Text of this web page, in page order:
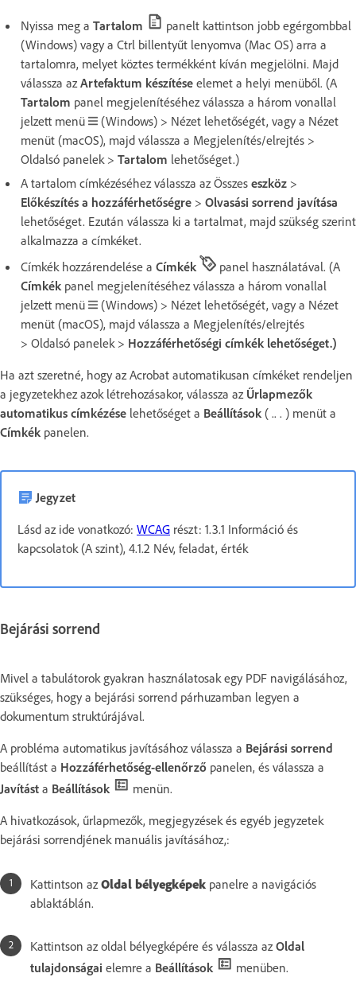
Nyissa meg a Tartalom
panelt kattintson jobb egérgombbal
(Windows) vagy a Ctrl billentyűt lenyomva (Mac OS) arra a
tartalomra, melyet köztes termékként kíván megjelölni. Majd
válassza az Artefaktum készítése elemet a helyi menüből. (A
Tartalom panel megjelenítéséhez válassza a három vonallal
jelzett menü
(Windows) > Nézet lehetőségét, vagy a Nézet
menüt (macOS), majd válassza a Megjelenítés/elrejtés >
Oldalsó panelek > Tartalom lehetőséget.)
A tartalom címkézéséhez válassza az Összes eszköz >
Előkészítés a hozzáférhetőségre > Olvasási sorrend javítása
lehetőséget. Ezután válassza ki a tartalmat, majd szükség szerint
alkalmazza a címkéket.
Címkék hozzárendelése a Címkék
panel használatával. (A
Címkék panel megjelenítéséhez válassza a három vonallal
jelzett menü
(Windows) > Nézet lehetőségét, vagy a Nézet
menüt (macOS), majd válassza a Megjelenítés/elrejtés
> Oldalsó panelek > Hozzáférhetőségi címkék lehetőséget.)
Ha azt szeretné, hogy az Acrobat automatikusan címkéket rendeljen
a jegyzetekhez azok létrehozásakor, válassza az Űrlapmezők
automatikus címkézése lehetőséget a Beállítások ( .. . ) menüt a
Címkék panelen.
Jegyzet
Lásd az ide vonatkozó: WCAG részt: 1.3.1 Információ és
kapcsolatok (A szint), 4.1.2 Név, feladat, érték
Bejárási sorrend
Mivel a tabulátorok gyakran használatosak egy PDF navigálásához,
szükséges, hogy a bejárási sorrend párhuzamban legyen a
dokumentum struktúrájával.
A probléma automatikus javításához válassza a Bejárási sorrend
beállítást a Hozzáférhetőség-ellenőrző panelen, és válassza a
Javítást a Beállítások
menün.
A hivatkozások, űrlapmezők, megjegyzések és egyéb jegyzetek
bejárási sorrendjének manuális javításához,:
Kattintson azOldal bélyegképek panelre a navigációs
ablaktáblán.
Kattintson az oldal bélyegképére és válassza azOldal
tulajdonságai elemre a Beállítások menüben.